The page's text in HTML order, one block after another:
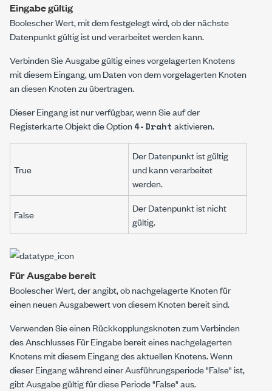
Eingabe gültig
Boolescher Wert, mit dem festgelegt wird, ob der nächste
Datenpunkt gültig ist und verarbeitet werden kann.
Verbinden SieAusgabe gültigeines vorgelagerten Knotens
mit diesem Eingang, um Daten von dem vorgelagerten Knoten
an diesen Knoten zu übertragen.
Dieser Eingang ist nur verfügbar, wenn Sie auf der
RegisterkarteObjektdie Option4-Draht aktivieren.
True
Der Datenpunkt ist gültig
und kann verarbeitet
werden.
False
Der Datenpunkt ist nicht
gültig.
Für Ausgabe bereit
Boolescher Wert, der angibt, ob nachgelagerte Knoten für
einen neuen Ausgabewert von diesem Knoten bereit sind.
Verwenden Sie einenRückkopplungsknotenzum Verbinden
des AnschlussesFür Eingabe bereiteines nachgelagerten
Knotens mit diesem Eingang des aktuellen Knotens. Wenn
dieser Eingang während einer Ausführungsperiode "False" ist,
gibtAusgabe gültigfür diese Periode "False" aus.